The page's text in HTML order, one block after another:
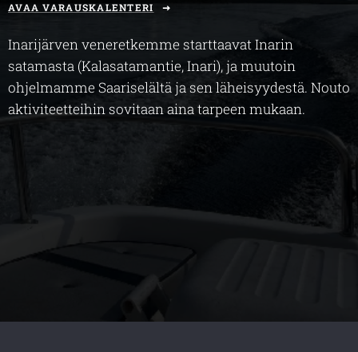
AVAA VARAUSKALENTERI
Inarijärven veneretkemme starttaavat Inarin
satamasta (Kalasatamantie, Inari), ja muutoin
ohjelmamme Saariselältä ja sen läheisyydestä. Nouto
aktiviteetteihin sovitaan aina tarpeen mukaan.